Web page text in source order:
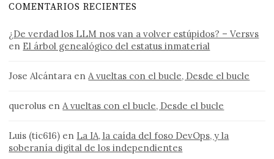
COMENTARIOS RECIENTES
¿De verdad los LLM nos van a volver estúpidos? – Versvs
en El árbol genealógico del estatus inmaterial
Jose Alcántara enA vueltas con el bucle, Desde el bucle
querolus enA vueltas con el bucle, Desde el bucle
Luis (tic616) en La IA, la caída del foso DevOps, y la
soberanía digital de los independientes